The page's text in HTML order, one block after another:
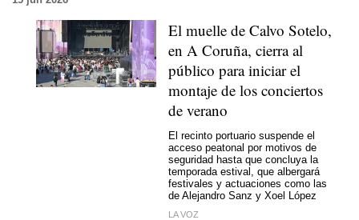
El muelle de Calvo Sotelo,
en A Coruña, cierra al
público para iniciar el
montaje de los conciertos
de verano
El recinto portuario suspende el
acceso peatonal por motivos de
seguridad hasta que concluya la
temporada estival, que albergará
festivales y actuaciones como las
de Alejandro Sanz y Xoel López
LA VOZ